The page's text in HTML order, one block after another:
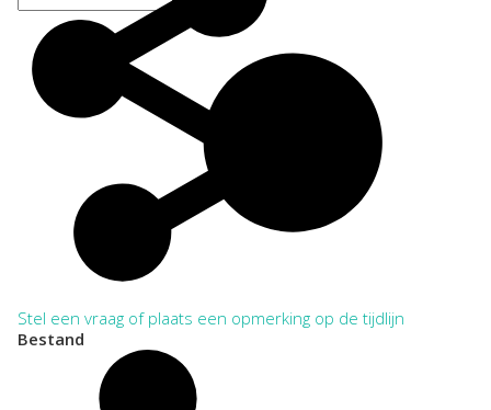
Stel een vraag of plaats een opmerking op de tijdlijn
Bestand